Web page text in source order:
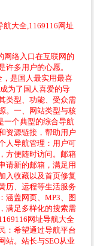
航大全,1169116网址
网络入口在互联网的
许多用户的心愿。
，是国人最实用最喜
为了国人喜爱的导
类型、功能、受众需
。一、网站类型与核
一个典型的综合导航
资源链接，帮助用户
人导航管理：用户可
方便随时访问。邮箱
请新的邮箱，满足用
入收藏以及首页修复
历、运程等生活服务
涵盖网页、MP3、图
满足多样化的搜索需
网址导航大全
：希望通过导航平台
站。站长与SEO从业